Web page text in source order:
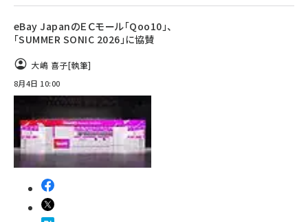
eBay JapanのＥＣモール「Qoo10」、
「SUMMER SONIC 2026」に協賛
大嶋 喜子[執筆]
8月4日 10:00